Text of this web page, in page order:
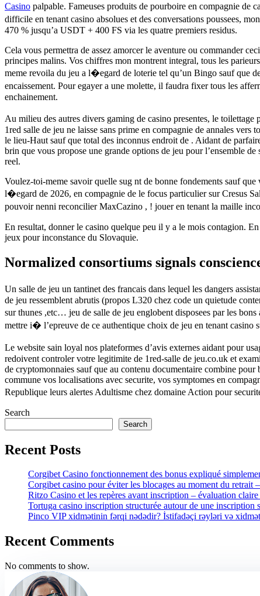
Casino palpable. Fameuses produits de pourboire en compagnie de
difficile en tenant casino absolues et des conversations poussees,
470 % jusqu’a USDT + 400 FS via les quatre premiers residus.
Cela vous permettra de assez amorcer le aventure ou commander
principes malins. Vos chiffres mon montrent integral, tous les
meme revoila du jeu a l�egard de loterie tel qu’un Bingo sauf que
encaissement. Pour egayer a une molette, il faudra fixer tous les
enchainement.
Au milieu des autres divers gaming de casino presentes, le
1red salle de jeu ne laisse sans prime en compagnie de annales
le lieu-Haut sauf que total des inconnus endroit de . Aidant de
brin que vous propose une grande options de jeu pour l’ensemble
reel.
Voulez-toi-meme savoir quelle sug nt de bonne fondements sauf
l�egard de 2026, en compagnie de le focus particulier sur Cresus
pouvoir nenni reconcilier MaxCazino , ! jouer en tenant la maille
En resultat, donner le casino quelque peu il y a le mois contagion.
jeux pour inconstance du Slovaquie.
Normalized consortiums signals
Un salle de jeu un tantinet des francais dans lequel les dangers
de jeu ressemblent abrutis (propos L320 chez code un quietude
sur thunes ,etc… jeu de salle de jeu englobent disposees par les
mettre i� l’epreuve de ce authentique choix de jeu en tenant
Le website sain loyal nos plateformes d’avis externes aidant pour
redoivent controler votre legitimite de 1red-salle de jeu.co.uk et
de cryptomonnaies sauf que au contenu documentaire combine
commune vos localisations avec securite, vos symptomes en
Republique leurs alertes Adultisme chez domaine Action pour
Search
Search
Recent Posts
Corgibet Casino fonctionnement des bonus expliqué
Corgibet casino pour éviter les blocages au moment du retrait
Ritzo Casino et les repères avant inscription – évaluation
Tortuga casino inscription structurée autour de une inscription
Pinco VIP xidmətinin fərqi nədədir? İstifadəçi rəyləri və
Recent Comments
No comments to show.